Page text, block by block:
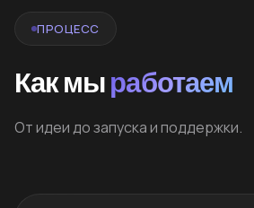
ПРОЦЕСС
Как мыработаем
От идеи до запуска и поддержки.